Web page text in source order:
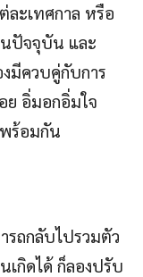
ะเทศกาล หรือ
นปัจจุบัน และ
มีควบคู่กับการ
ย อิ่มอกอิ่มใจ
ร้อมกัน
รถกลับไปรวมตัว
กิดได้ ก็ลองปรับ